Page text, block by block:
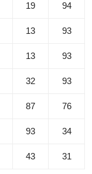
19 94
13 93
13 93
32 93
87 76
93 34
43 31